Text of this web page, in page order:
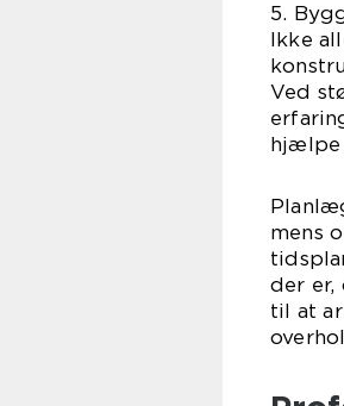
5.
Ikke
Ved
hjælpe
mens
der
til at